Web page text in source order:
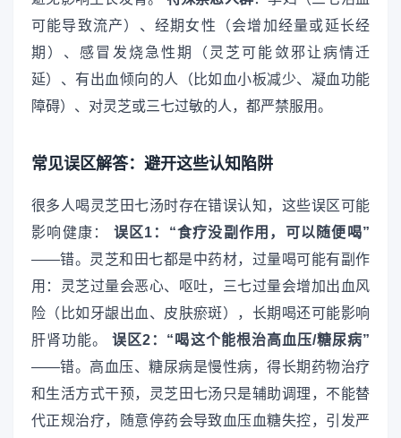
可能导致流产）、经期女性（会增加经量或延长经
期）、感冒发烧急性期（灵芝可能敛邪让病情迁
延）、有出血倾向的人（比如血小板减少、凝血功能
障碍）、对灵芝或三七过敏的人，都严禁服用。
常见误区解答：避开这些认知陷阱
很多人喝灵芝田七汤时存在错误认知，这些误区可能
影响健康： 误区1：“食疗没副作用，可以随便喝”
——错。灵芝和田七都是中药材，过量喝可能有副作
用：灵芝过量会恶心、呕吐，三七过量会增加出血风
险（比如牙龈出血、皮肤瘀斑），长期喝还可能影响
肝肾功能。误区2：“喝这个能根治高血压/糖尿病”
——错。高血压、糖尿病是慢性病，得长期药物治疗
和生活方式干预，灵芝田七汤只是辅助调理，不能替
代正规治疗，随意停药会导致血压血糖失控，引发严